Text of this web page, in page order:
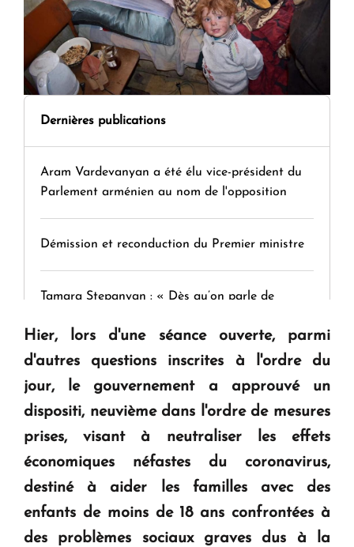
Dernières publications
Aram Vardevanyan a été élu vice-président du
Parlement arménien au nom de l'opposition
Démission et reconduction du Premier ministre
Tamara Stepanyan : « Dès qu’on parle de
" Tant qu'il n'existe pas d'alternative concrète, la
question d'un référendum ne se pose pas. "
KASA : 30 ans d'audace, de résilience et d'avenir
en Arménie
Hier, lors d'une séance ouverte, parmi
d'autres questions inscrites à l'ordre du
jour, le gouvernement a approuvé un
dispositi, neuvième dans l'ordre de mesures
prises, visant à neutraliser les effets
économiques néfastes du coronavirus,
destiné à aider les familles avec des
enfants de moins de 18 ans confrontées à
des problèmes sociaux graves dus à la